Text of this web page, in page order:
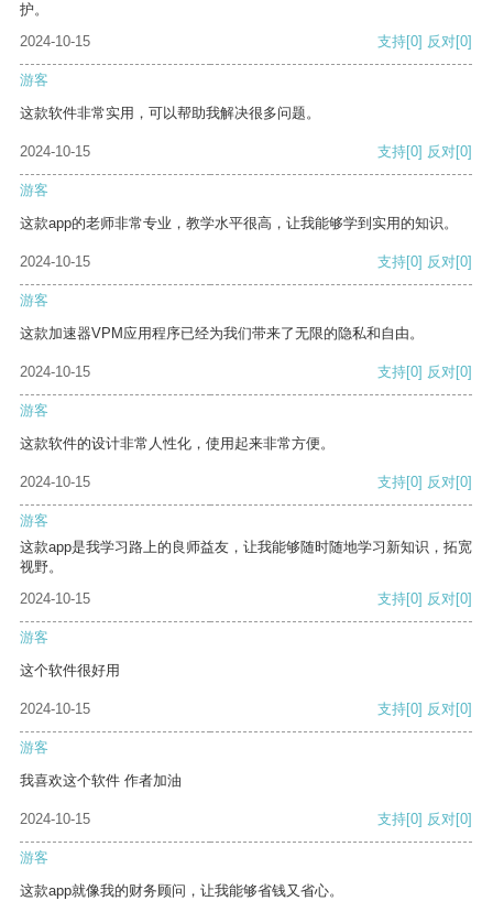
护。
2024-10-15
支持[0] 反对[0]
游客
这款软件非常实用，可以帮助我解决很多问题。
2024-10-15 支持[0] 反对[0]
游客
这款app的老师非常专业，教学水平很高，让我能够学到实用的知识。
2024-10-15 支持[0] 反对[0]
游客
这款加速器VPM应用程序已经为我们带来了无限的隐私和自由。
2024-10-15 支持[0] 反对[0]
游客
这款软件的设计非常人性化，使用起来非常方便。
2024-10-15 支持[0] 反对[0]
游客
这款app是我学习路上的良师益友，让我能够随时随地学习新知识，拓宽
视野。
2024-10-15
支持[0] 反对[0]
游客
这个软件很好用
2024-10-15 支持[0] 反对[0]
游客
我喜欢这个软件 作者加油
2024-10-15 支持[0] 反对[0]
游客
这款app就像我的财务顾问，让我能够省钱又省心。